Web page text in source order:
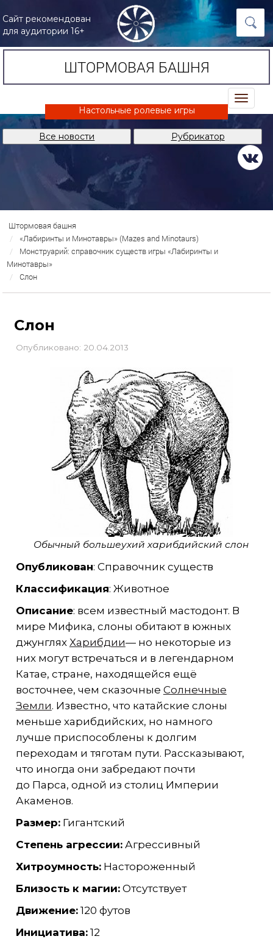
Сайт рекомендован
для аудитории 16+
ШТОРМОВАЯ БАШНЯ
trk
Настольные ролевые игры
Все новости Рубрикатор
Штормовая башня
«Лабиринты и Минотавры» (Mazes and Minotaurs)
Монструарий: справочник существ игры «Лабиринты и
Минотавры»
Слон
Слон
Опубликовано: 20.04.2013
Обычный большеухий харибдийский слон
Опубликован: Справочник существ
Классификация: Животное
Описание: всем известный мастодонт. В
мире Мифика, слоны обитают в южных
джунглях Харибдии— но некоторые из
них могут встречаться и в легендарном
Катае, стране, находящейся ещё
восточнее, чем сказочные Солнечные
Земли. Известно, что катайские слоны
меньше харибдийских, но намного
лучше приспособлены к долгим
переходам и тяготам пути. Рассказывают,
что иногда они забредают почти
до Парса, одной из столиц Империи
Акаменов.
Размер:Гигантский
Степень агрессии:Агрессивный
Хитроумность:Настороженный
Близость к магии:Отсутствует
Движение:120 футов
Инициатива:12